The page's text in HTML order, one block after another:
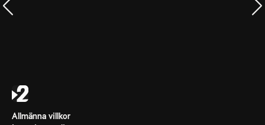
Allmänna villkor